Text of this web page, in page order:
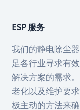
ESP 服务
我们的静电除尘
足各行业寻求有
解决方案的需求
老化以及维护要
极主动的方法来